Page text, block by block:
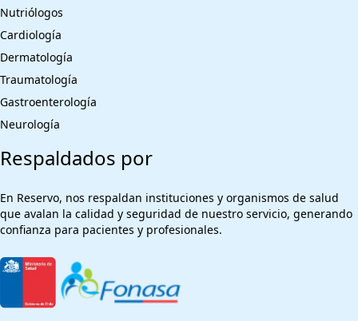
Nutriólogos
Cardiología
Dermatología
Traumatología
Gastroenterología
Neurología
Respaldados por
En Reservo, nos respaldan instituciones y organismos de salud
que avalan la calidad y seguridad de nuestro servicio, generando
confianza para pacientes y profesionales.